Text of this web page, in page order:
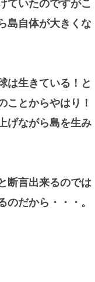
ていたのですがこ
島自体が大きくな
は生きている！と
ことからやはり！
げながら島を生み
断言出来るのでは
だから・・・。